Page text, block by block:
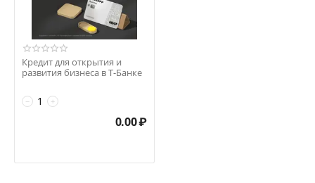
Кредит для открытия и
развития бизнеса в Т-Банке
+
−
0.00₽